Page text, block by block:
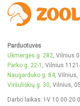
Parduotuvės
Ukmergės g. 282 , Vilnius
Parko g. 22-1
, Vilnius
Naugarduko g. 84, Vilnius,
Viršuliškių g. 30 , Vilnius,
Darbo laikas: I-V 10:00-